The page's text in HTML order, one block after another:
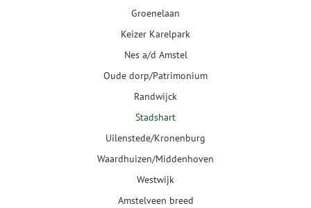
Groenelaan
Keizer Karelpark
Nes a/d Amstel
Oude dorp/Patrimonium
Randwijck
Stadshart
Uilenstede/Kronenburg
Waardhuizen/Middenhoven
Westwijk
Amstelveen breed